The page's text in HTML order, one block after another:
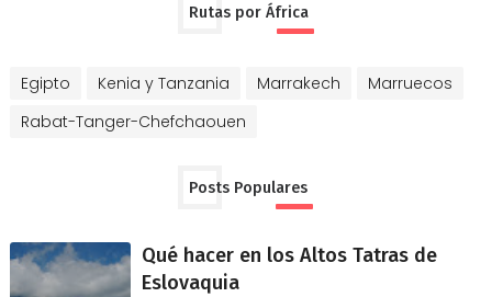
Rutas por África
Egipto Kenia y Tanzania Marrakech
Marruecos
Rabat-Tanger-Chefchaouen
Posts Populares
Qué hacer en los Altos Tatras de
Eslovaquia